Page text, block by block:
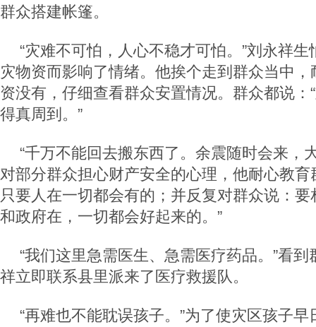
群众搭建帐篷。
“灾难不可怕，人心不稳才可怕。”刘永祥
灾物资而影响了情绪。他挨个走到群众当中
资没有，仔细查看群众安置情况。群众都说：
得真周到。”
“千万不能回去搬东西了。余震随时会来，
对部分群众担心财产安全的心理，他耐心教育
只要人在一切都会有的；并反复对群众说：
和政府在，一切都会好起来的。”
“我们这里急需医生、急需医疗药品。”看
祥立即联系县里派来了医疗救援队。
“再难也不能耽误孩子。”为了使灾区孩子